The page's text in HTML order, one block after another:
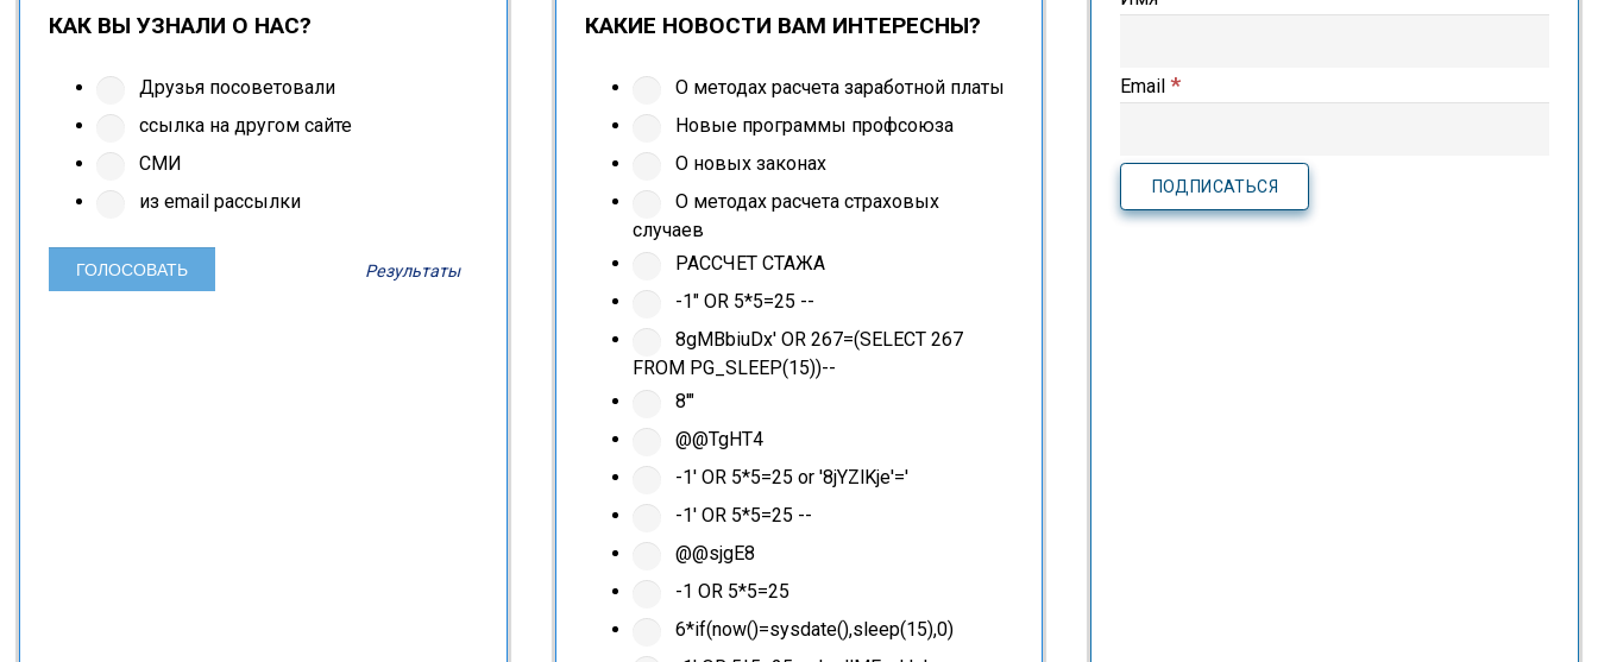
КАК ВЫ УЗНАЛИ О НАС?
Друзья посоветовали
ссылка на другом сайте
СМИ
из email рассылки
Результаты
КАКИЕ НОВОСТИ ВАМ ИНТЕРЕСНЫ?
О методах расчета заработной платы
Новые программы профсоюза
О новых законах
О методах расчета страховых
случаев
РАССЧЕТ СТАЖА
-1" OR 5*5=25 --
8gMBbiuDx' OR 267=(SELECT 267
FROM PG_SLEEP(15))--
8'"
@@TgHT4
-1' OR 5*5=25 or '8jYZlKje'='
-1' OR 5*5=25 --
@@sjgE8
-1 OR 5*5=25
6*if(now()=sysdate(),sleep(15),0)
Email*